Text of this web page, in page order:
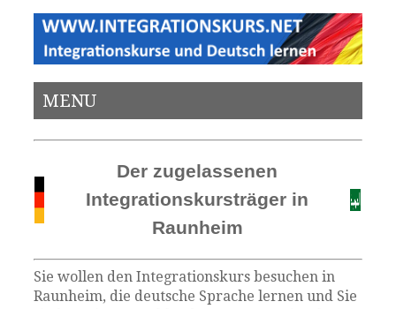
MENU
Der zugelassenen
Integrationskursträger in
Raunheim
Sie wollen den Integrationskurs besuchen in
Raunheim, die deutsche Sprache lernen und Sie